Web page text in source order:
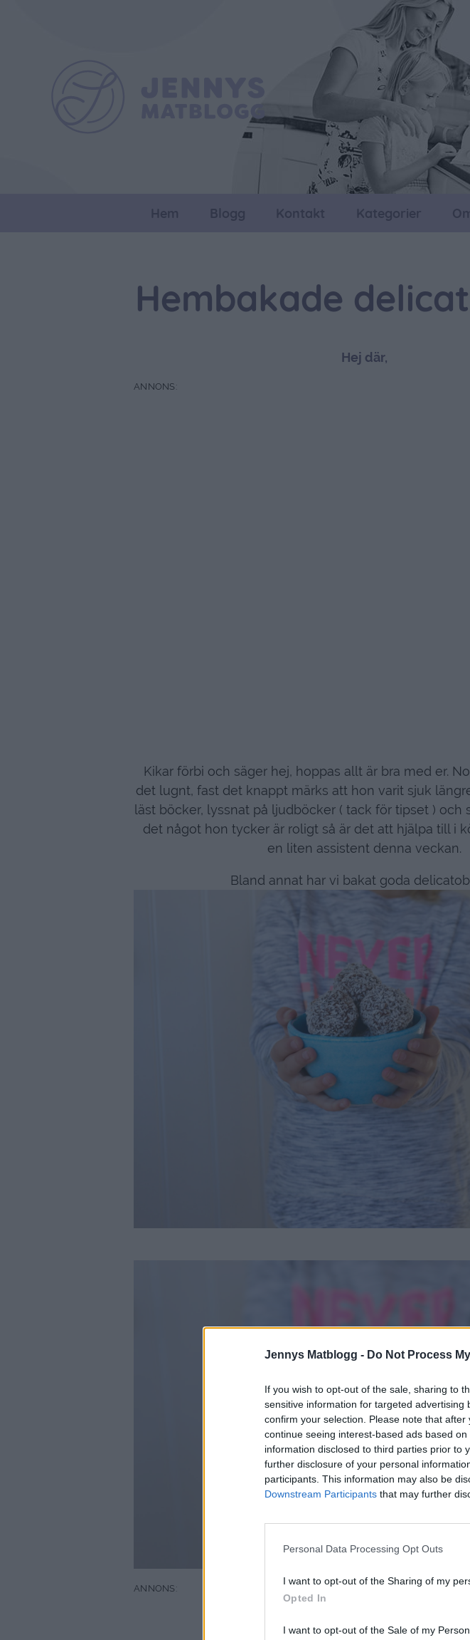
Jennys Matblogg - Do Not Process
If you wish to opt-out of the sale, sharing to
sensitive information for targeted
confirm your selection. Please note that
continue seeing interest-based ads based
information disclosed to third parties prior to
further disclosure of your personal
participants. This information may also be
Downstream Participants that may further
Personal Data Processing Opt Outs
I want to opt-out of the Sharing of my
Opted In
I want to opt-out of the Sale of my
Hem Blogg Kontakt Kategorier
Hembakade
Hej där,
Kikar förbi och säger hej, hoppas allt är bra med er.
det lugnt, fast det knappt märks att hon varit sjuk
läst böcker, lyssnat på ljudböcker ( tack för tipset ) och
det något hon tycker är roligt så är det att hjälpa till i
en liten assistent denna veckan.
Bland annat har vi bakat goda